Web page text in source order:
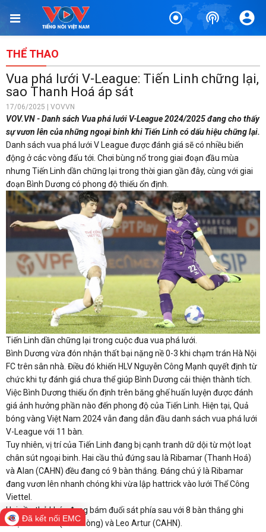
THỂ THAO
Vua phá lưới V-League: Tiến Linh chững lại,
sao Thanh Hoá áp sát
17/06/2025 | VOVVN
VOV.VN - Danh sách Vua phá lưới V-League 2024/2025 đang cho thấy
sự vươn lên của những ngoại binh khi Tiến Linh có dấu hiệu chững lại.
Danh sách vua phá lưới V League được đánh giá sẽ có nhiều biến
động ở các vòng đấu tới. Chơi bùng nổ trong giai đoạn đầu mùa
nhưng Tiến Linh dần chững lại trong thời gian gần đây, cùng với giai
đoạn Bình Dương có phong độ thiếu ổn định.
Tiến Linh dần chững lại trong cuộc đua vua phá lưới.
Bình Dương vừa đón nhận thất bại nặng nề 0-3 khi chạm trán Hà Nội
FC trên sân nhà. Điều đó khiến HLV Nguyễn Công Mạnh quyết định từ
chức khi tự đánh giá chưa thể giúp Bình Dương cải thiện thành tích.
Việc Bình Dương thiếu ổn định trên băng ghế huấn luyện được đánh
giá ảnh hưởng phần nào đến phong độ của Tiến Linh. Hiện tại, Quả
bóng vàng Việt Nam 2024 vẫn đang dẫn đầu danh sách vua phá lưới
V-League với 11 bàn.
Tuy nhiên, vị trí của Tiến Linh đang bị cạnh tranh dữ dội từ một loạt
chân sút ngoại binh. Hai cầu thủ đứng sau là Ribamar (Thanh Hoá)
và Alan (CAHN) đều đang có 9 bàn thắng. Đáng chú ý là Ribamar
đang vươn lên nhanh chóng khi vừa lập hattrick vào lưới Thể Công
Viettel.
Hai cầu thủ khác đang bám đuổi sát phía sau với 8 bàn thắng ghi
được là Lucao (Hải Phòng) và Leo Artur (CAHN).
Đã kết nối EMC